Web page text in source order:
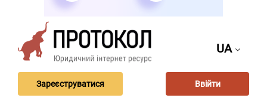
UA
Зареєструватися Ввійти